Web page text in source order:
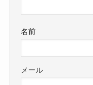
名前
メール